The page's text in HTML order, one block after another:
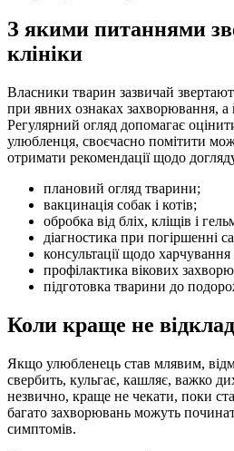
З якими питаннями
клініки
Власники тварин зазвичай
при явних ознаках захворювання, а
Регулярний огляд допомагає
улюбленця, своєчасно помітити
отримати рекомендації щодо
плановий огляд тварини;
вакцинація собак і котів;
обробка від бліх, кліщів і
діагностика при погіршенні
консультації щодо харчування
профілактика вікових
підготовка тварини до
Коли краще не
Якщо улюбленець став млявим,
свербить, кульгає, кашляє, важко
незвично, краще не чекати, поки
багато захворювань можуть
симптомів.